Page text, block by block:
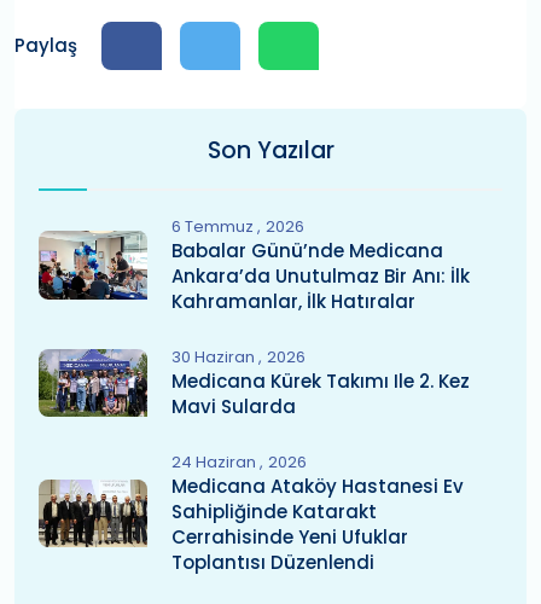
Paylaş
Son Yazılar
6 Temmuz 2026
Babalar Günü’nde Medicana
Ankara’da Unutulmaz Bir Anı: İlk
Kahramanlar, İlk Hatıralar
30 Haziran 2026
Medicana Kürek Takımı Ile 2. Kez
Mavi Sularda
24 Haziran 2026
Medicana Ataköy Hastanesi Ev
Sahipliğinde Katarakt
Cerrahisinde Yeni Ufuklar
Toplantısı Düzenlendi